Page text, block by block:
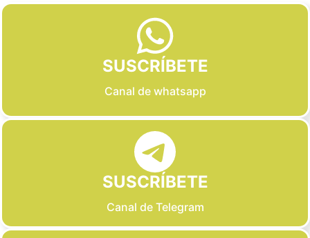
SUSCRÍBETE
Canal de whatsapp
SUSCRÍBETE
Canal de Telegram